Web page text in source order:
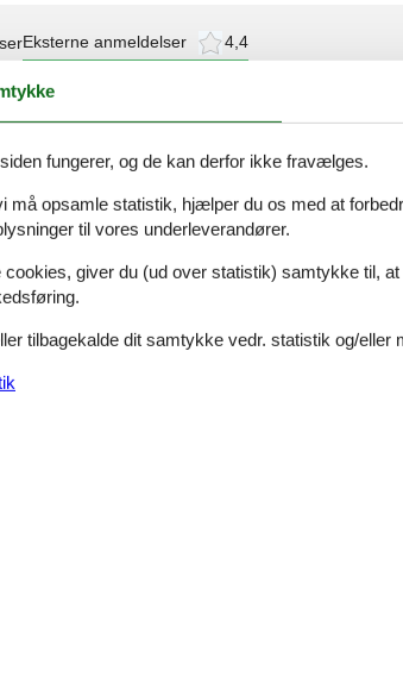
Eksterne anmeldelser 4,4
met de fiets tochtjes te
nett hergerichtet, wirklich ein
om meerdere badkamers te
klaar te komen, De aparte
al een zeer praktische en
fungerer, og de kan derfor ikke fravælges.
må opsamle statistik, hjælper du os med at
til vores underleverandører.
giver du (ud over statistik) samtykke til,
tilbagekalde dit samtykke vedr. statistik og/eller